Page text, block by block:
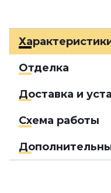
Отделка
Доставка и
Схема работы